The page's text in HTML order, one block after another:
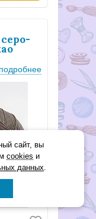
подробнее
сайт, вы
cookies и
данных.